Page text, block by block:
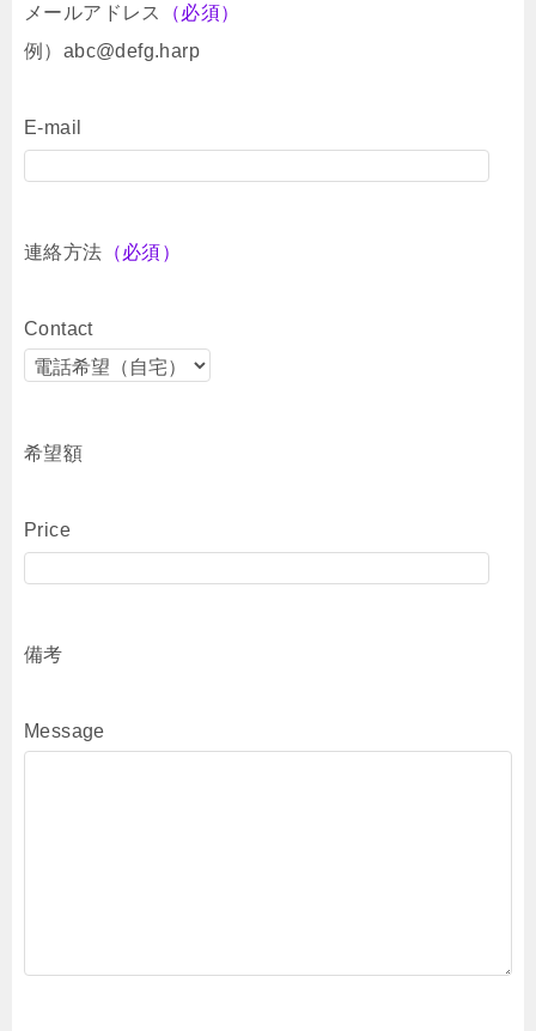
メールアドレス
（必須）
例）abc@defg.harp
E-mail
連絡方法 （必須）
Contact
希望額
Price
備考
Message